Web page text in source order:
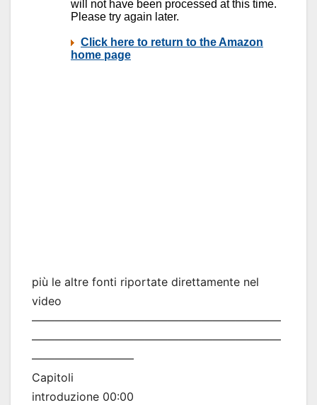
più le altre fonti riportate direttamente nel
video
——————————————————————
——————————————————————
—————————
Capitoli
introduzione 00:00